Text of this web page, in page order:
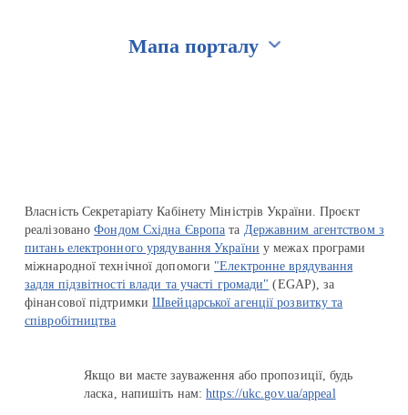
Мапа порталу
Власність Секретаріату Кабінету Міністрів України. Проєкт
реалізованоФондом Східна Європа та Державним агентством з
питань електронного урядування України у межах програми
міжнародної технічної допомоги "Електронне врядування
задля підзвітності влади та участі громади" (EGAP), за
фінансової підтримкиШвейцарської агенції розвитку та
співробітництва
Якщо ви маєте зауваження або пропозиції, будь
ласка, напишіть нам:https://ukc.gov.ua/appeal